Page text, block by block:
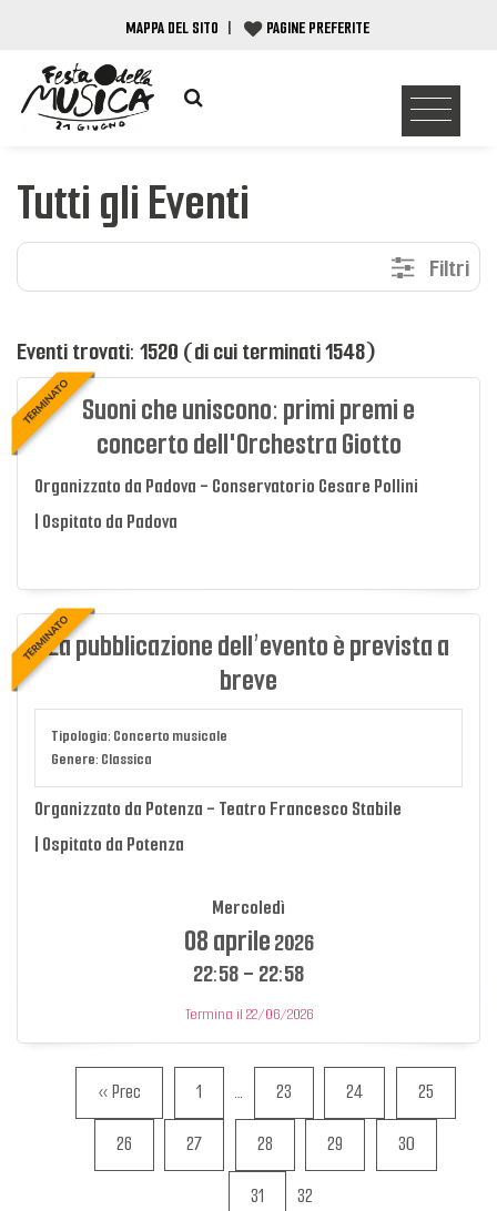
MAPPA DEL SITO | PAGINE PREFERITE
Tutti gli Eventi
Filtri
Eventi trovati: 1520 (di cui terminati 1548)
Suoni che uniscono: primi premi e
concerto dell'Orchestra Giotto
Organizzato da Padova - Conservatorio Cesare Pollini
| Ospitato da Padova
TERMINATO
La pubblicazione dell’evento è prevista a
breve
Tipologia: Concerto musicale
Genere: Classica
Organizzato da Potenza - Teatro Francesco Stabile
| Ospitato da Potenza
Mercoledì
08 aprile2026
22:58- 22:58
Termina il 22/06/2026
TERMINATO
« Prec 1 … 23 24 25
26 27 28 29 30
31 32